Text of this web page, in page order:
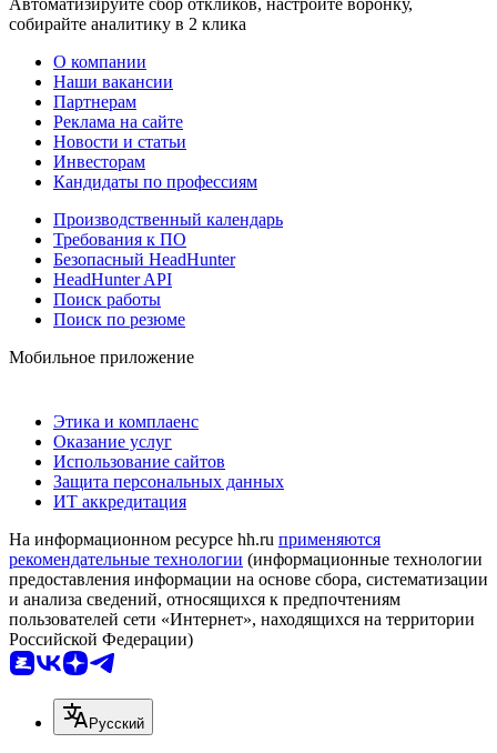
собирайте аналитику в 2 клика
О компании
Наши вакансии
Партнерам
Реклама на сайте
Новости и статьи
Инвесторам
Кандидаты по профессиям
Производственный календарь
Требования к ПО
Безопасный HeadHunter
HeadHunter API
Поиск работы
Поиск по резюме
Мобильное приложение
Этика и комплаенс
Оказание услуг
Использование сайтов
Защита персональных данных
ИТ аккредитация
На информационном ресурсе hh.ru применяются
рекомендательные технологии (информационные технологии
предоставления информации на основе сбора, систематизации
и анализа сведений, относящихся к предпочтениям
пользователей сети «Интернет», находящихся на территории
Российской Федерации)
Русский